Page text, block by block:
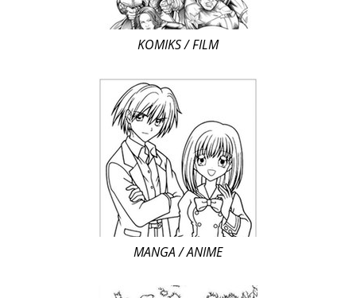
KOMIKS / FILM
MANGA / ANIME